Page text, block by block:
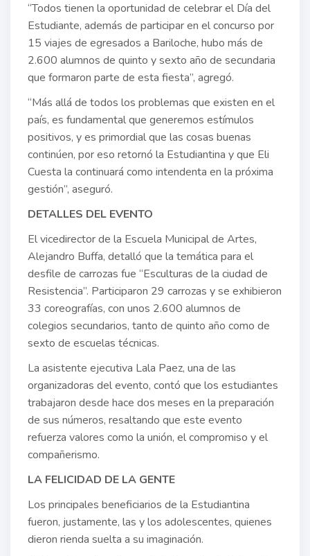
“Todos tienen la oportunidad de celebrar el Día del
Estudiante, además de participar en el concurso por
15 viajes de egresados a Bariloche, hubo más de
2.600 alumnos de quinto y sexto año de secundaria
que formaron parte de esta fiesta”, agregó.
“Más allá de todos los problemas que existen en el
país, es fundamental que generemos estímulos
positivos, y es primordial que las cosas buenas
continúen, por eso retornó la Estudiantina y que Eli
Cuesta la continuará como intendenta en la próxima
gestión”, aseguró.
DETALLES DEL EVENTO
El vicedirector de la Escuela Municipal de Artes,
Alejandro Buffa, detalló que la temática para el
desfile de carrozas fue “Esculturas de la ciudad de
Resistencia”. Participaron 29 carrozas y se exhibieron
33 coreografías, con unos 2.600 alumnos de
colegios secundarios, tanto de quinto año como de
sexto de escuelas técnicas.
La asistente ejecutiva Lala Paez, una de las
organizadoras del evento, contó que los estudiantes
trabajaron desde hace dos meses en la preparación
de sus números, resaltando que este evento
refuerza valores como la unión, el compromiso y el
compañerismo.
LA FELICIDAD DE LA GENTE
Los principales beneficiarios de la Estudiantina
fueron, justamente, las y los adolescentes, quienes
dieron rienda suelta a su imaginación.